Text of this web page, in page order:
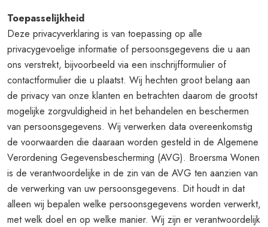
Toepasselijkheid
Deze privacyverklaring is van toepassing op alle
privacygevoelige informatie of persoonsgegevens die u aan
ons verstrekt, bijvoorbeeld via een inschrijfformulier of
contactformulier die u plaatst. Wij hechten groot belang aan
de privacy van onze klanten en betrachten daarom de grootst
mogelijke zorgvuldigheid in het behandelen en beschermen
van persoonsgegevens. Wij verwerken data overeenkomstig
de voorwaarden die daaraan worden gesteld in de Algemene
Verordening Gegevensbescherming (AVG). Broersma Wonen
is de verantwoordelijke in de zin van de AVG ten aanzien van
de verwerking van uw persoonsgegevens. Dit houdt in dat
alleen wij bepalen welke persoonsgegevens worden verwerkt,
met welk doel en op welke manier. Wij zijn er verantwoordelijk